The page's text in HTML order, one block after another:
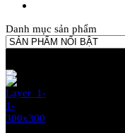
Danh mục sản phẩm